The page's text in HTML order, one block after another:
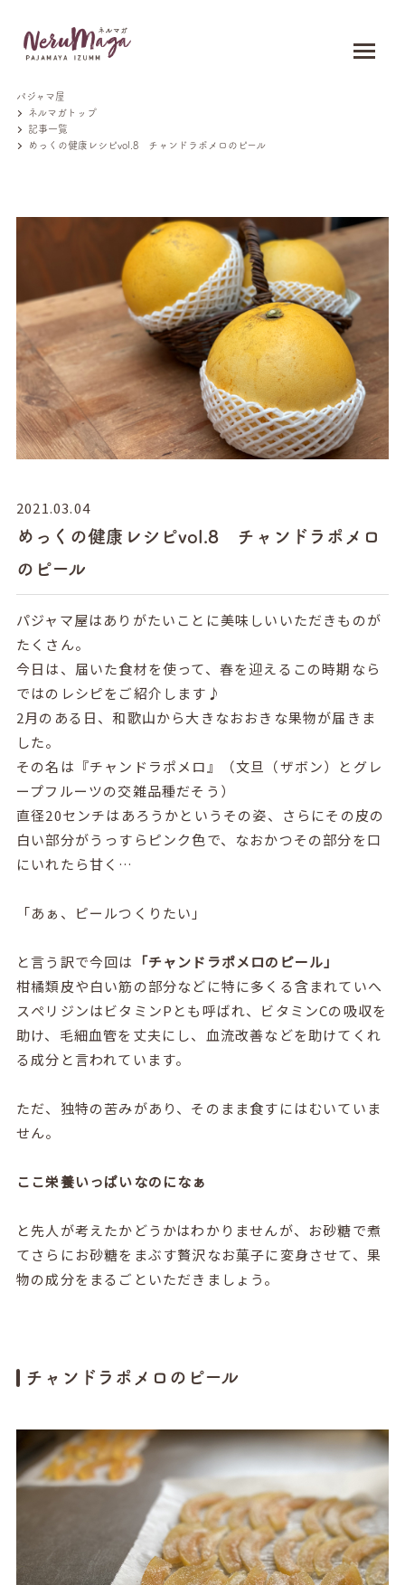
パジャマ屋
ネルマガトップ
記事一覧
めっくの健康レシピvol.8 チャンドラポメロのピール
2021.03.04
めっくの健康レシピvol.8 チャンドラポメロ
のピール
パジャマ屋はありがたいことに美味しいいただきものが
たくさん。
今日は、届いた食材を使って、春を迎えるこの時期なら
ではのレシピをご紹介します♪
2月のある日、和歌山から大きなおおきな果物が届きま
した。
その名は『チャンドラポメロ』（文旦（ザボン）とグレ
ープフルーツの交雑品種だそう）
直径20センチはあろうかというその姿、さらにその皮の
白い部分がうっすらピンク色で、なおかつその部分を口
にいれたら甘く…
「あぁ、ピールつくりたい」
と言う訳で今回は
「チャンドラポメロのピール」
柑橘類皮や白い筋の部分などに特に多くる含まれていへ
スぺリジンはビタミンPとも呼ばれ、ビタミンCの吸収を
助け、毛細血管を丈夫にし、血流改善などを助けてくれ
る成分と言われています。
ただ、独特の苦みがあり、そのまま食すにはむいていま
せん。
ここ栄養いっぱいなのになぁ
と先人が考えたかどうかはわかりませんが、お砂糖で煮
てさらにお砂糖をまぶす贅沢なお菓子に変身させて、果
物の成分をまるごといただきましょう。
チャンドラポメロのピール